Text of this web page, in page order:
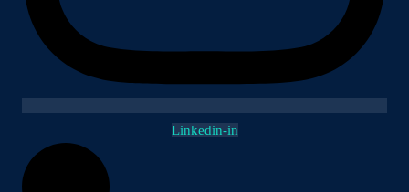
Linkedin-in